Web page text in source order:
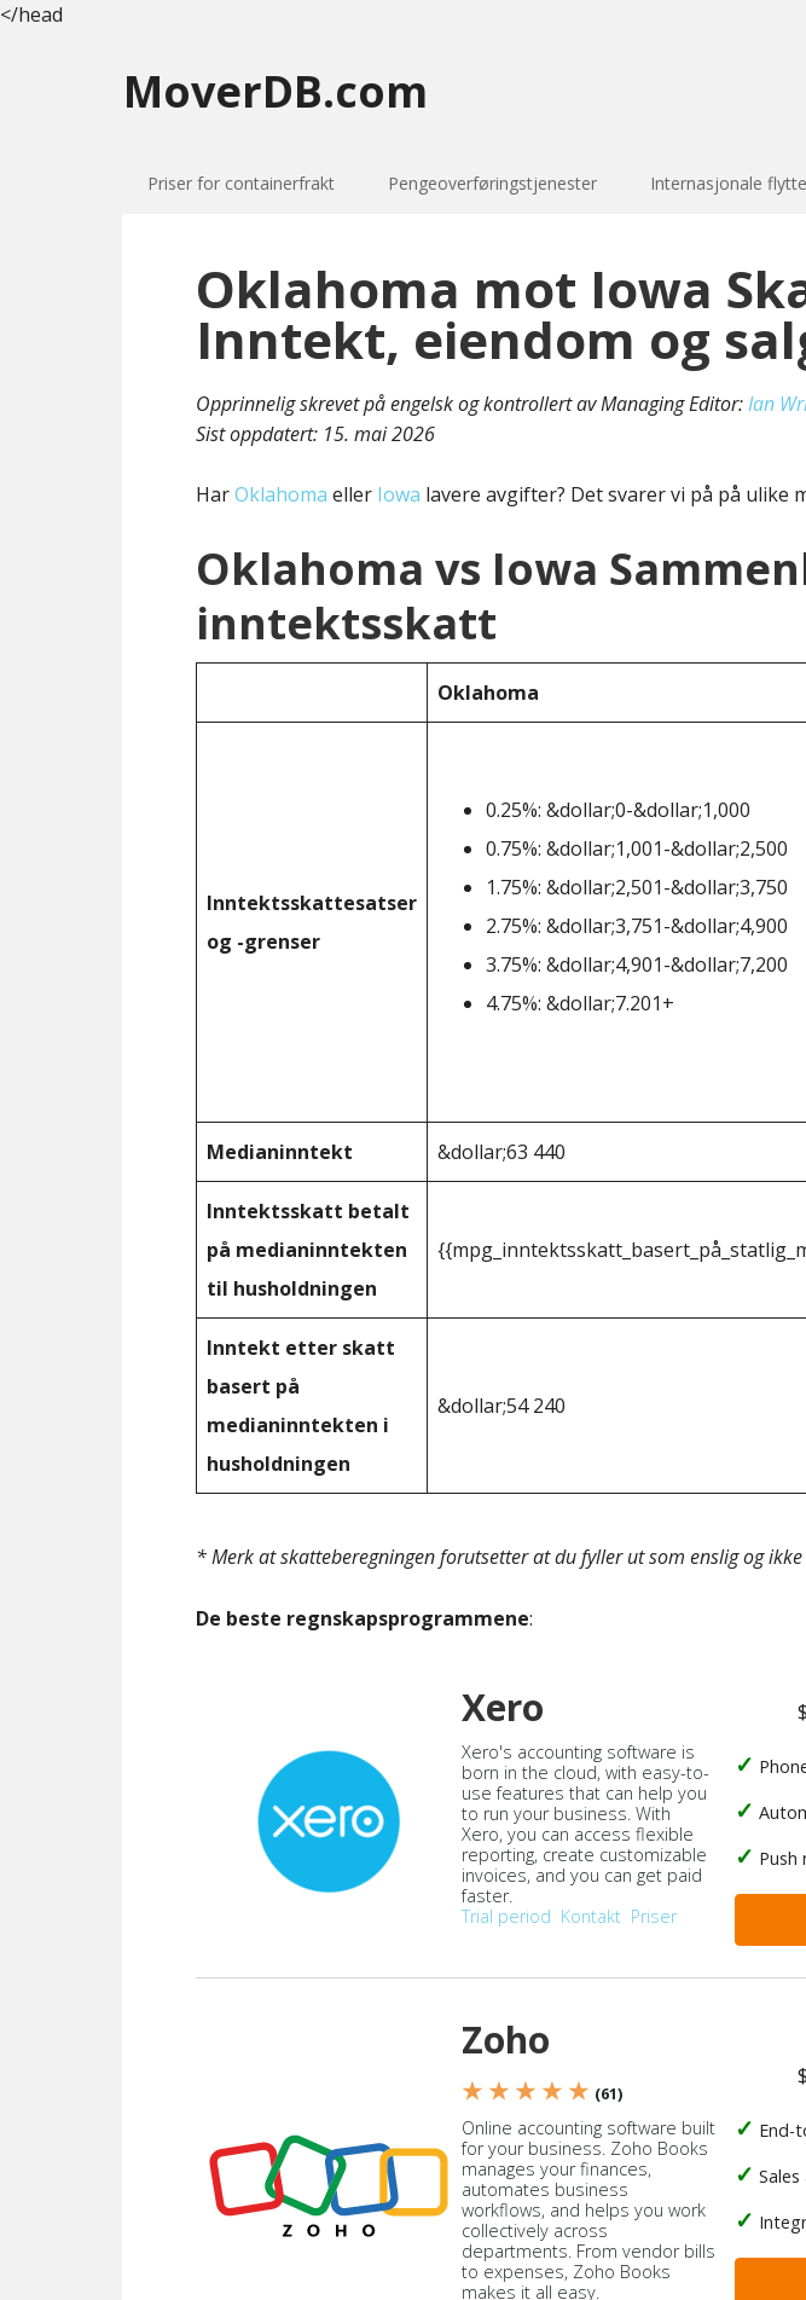
</head
MoverDB.com
Priser for containerfrakt Pengeoverføringstjenester Internasjonale
Oklahoma mot Iowa
Inntekt, eiendom og
Opprinnelig skrevet på engelsk og kontrollert av Managing Editor:Ian
Sist oppdatert: 15. mai 2026
HarOklahoma eller Iowa lavere avgifter? Det svarer vi på på ulike
Oklahoma vs Iowa
inntektsskatt
Oklahoma
Inntektsskattesatser
og -grenser
0.25%: &dollar;0-&dollar;1,000
0.75%: &dollar;1,001-&dollar;2,500
1.75%: &dollar;2,501-&dollar;3,750
2.75%: &dollar;3,751-&dollar;4,900
3.75%: &dollar;4,901-&dollar;7,200
4.75%: &dollar;7.201+
Medianinntekt &dollar;63 440
Inntektsskatt betalt
på medianinntekten
til husholdningen
Inntekt etter skatt
basert på
medianinntekten i
husholdningen
&dollar;54 240
* Merk at skatteberegningen forutsetter at du fyller ut som enslig og
De beste regnskapsprogrammene:
Xero
Xero's accounting software is
born in the cloud, with easy-to-
use features that can help you
to run your business. With
Xero, you can access flexible
reporting, create customizable
invoices, and you can get paid
faster.
Trial period Kontakt Priser
Push
Zoho
★ ★ ★ ★ ★ (61)
Online accounting software built
for your business. Zoho Books
manages your finances,
automates business
workflows, and helps you work
collectively across
departments. From vendor bills
to expenses, Zoho Books
makes it all easy.
End-